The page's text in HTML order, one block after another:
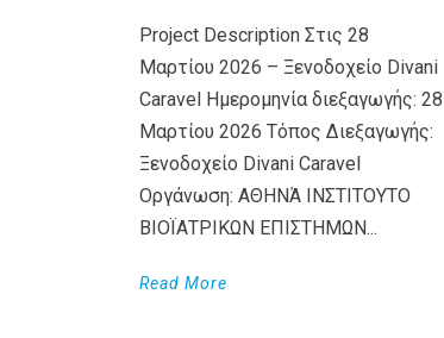
Project Description Στις 28
Μαρτίου 2026 – Ξενοδοχείο Divani
Caravel Ημερομηνία διεξαγωγής: 28
Μαρτίου 2026 Τόπος Διεξαγωγής:
Ξενοδοχείο Divani Caravel
Οργάνωση: ΑΘΗΝΆ ΙΝΣΤΙΤΟΥΤΟ
ΒΙΟΪΑΤΡΙΚΩΝ ΕΠΙΣΤΗΜΩΝ...
Read More